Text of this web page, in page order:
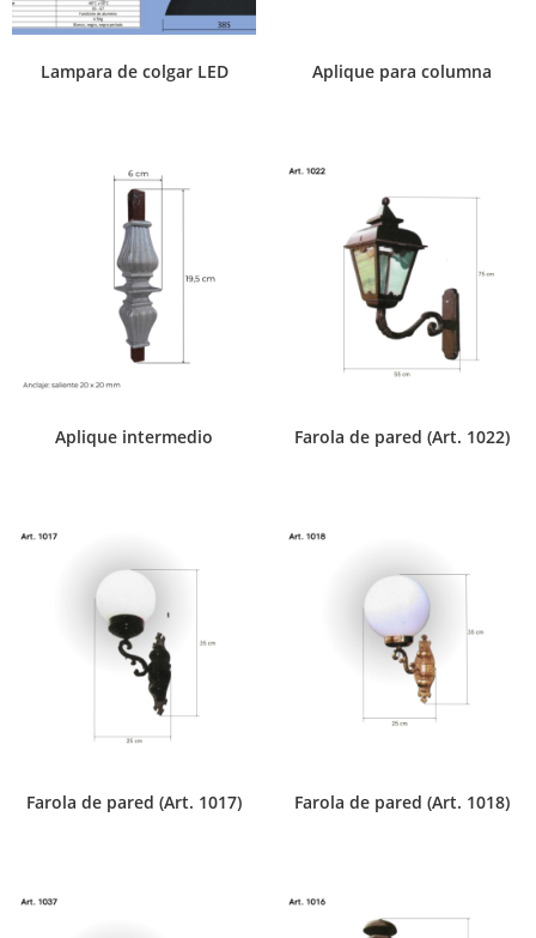
Lampara de colgar LED Aplique para columna
Aplique intermedio Farola de pared (Art. 1022)
Farola de pared (Art. 1017) Farola de pared (Art. 1018)